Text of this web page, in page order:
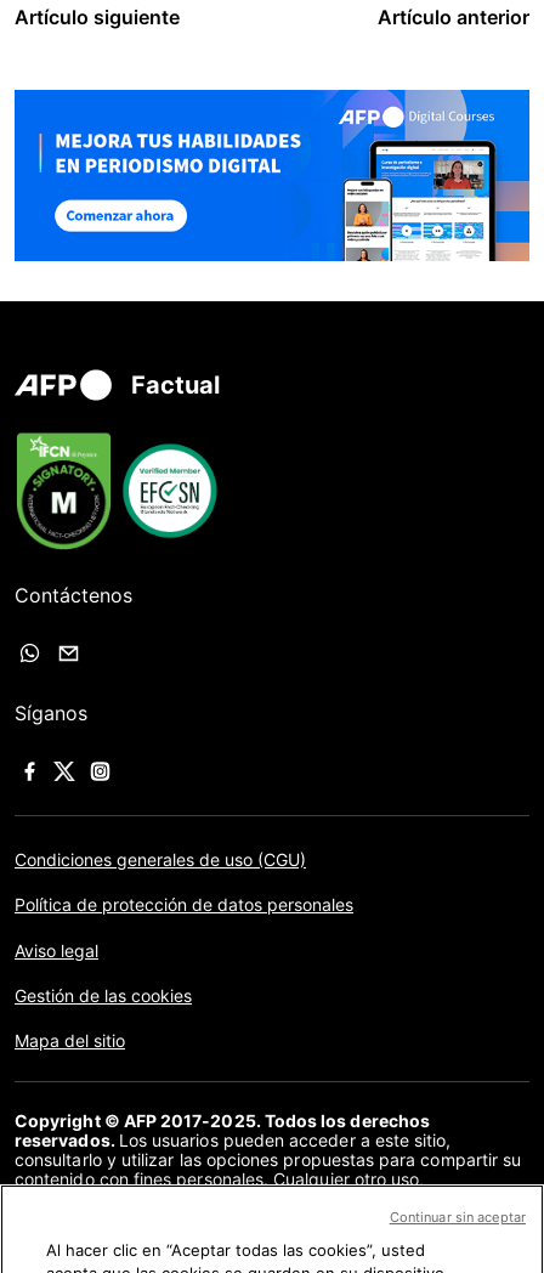
Artículo siguiente Artículo anterior
Factual
Contáctenos
Síganos
Condiciones generales de uso (CGU)
Política de protección de datos personales
Aviso legal
Gestión de las cookies
Mapa del sitio
Copyright © AFP 2017-2025. Todos los derechos
reservados. Los usuarios pueden acceder a este sitio,
consultarlo y utilizar las opciones propuestas para compartir su
contenido con fines personales. Cualquier otro uso,
distribución del contenido de este sitio, en su totalidad o en
acuerdo específico firmado con la AFP, está estrictamente
Al hacer clic en “Aceptar todas las cookies”, usted
Continuar sin aceptar